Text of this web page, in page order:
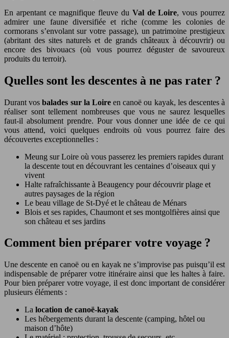
En arpentant ce magnifique fleuve du Val de Loire, vous pourrez
admirer une faune diversifiée et riche (comme les colonies de
cormorans s’envolant sur votre passage), un patrimoine prestigieux
(abritant des sites naturels et de grands châteaux à découvrir) ou
encore des bivouacs (où vous pourrez déguster de savoureux
produits du terroir).
Quelles sont les descentes à ne pas rater ?
Durant vosbalades sur la Loireen canoë ou kayak, les descentes à
réaliser sont tellement nombreuses que vous ne saurez lesquelles
faut-il absolument prendre. Pour vous donner une idée de ce qui
vous attend, voici quelques endroits où vous pourrez faire des
découvertes exceptionnelles :
Meung sur Loire où vous passerez les premiers rapides durant
la descente tout en découvrant les centaines d’oiseaux qui y
vivent
Halte rafraîchissante à Beaugency pour découvrir plage et
autres paysages de la région
Le beau village de St-Dyé et le château de Ménars
Blois et ses rapides, Chaumont et ses montgolfières ainsi que
son château et ses jardins
Comment bien préparer votre voyage ?
Une descente en canoë ou en kayak ne s’improvise pas puisqu’il est
indispensable de préparer votre itinéraire ainsi que les haltes à faire.
Pour bien préparer votre voyage, il est donc important de considérer
plusieurs éléments :
La location de canoë-kayak
Les hébergements durant la descente (camping, hôtel ou
maison d’hôte)